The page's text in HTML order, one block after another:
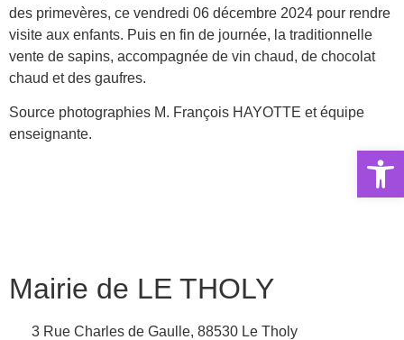
des primevères, ce vendredi 06 décembre 2024 pour rendre
visite aux enfants. Puis en fin de journée, la traditionnelle
vente de sapins, accompagnée de vin chaud, de chocolat
chaud et des gaufres.
Source photographies M. François HAYOTTE et équipe
enseignante.
Mairie de LE THOLY
3 Rue Charles de Gaulle, 88530 Le Tholy
Ouvrir